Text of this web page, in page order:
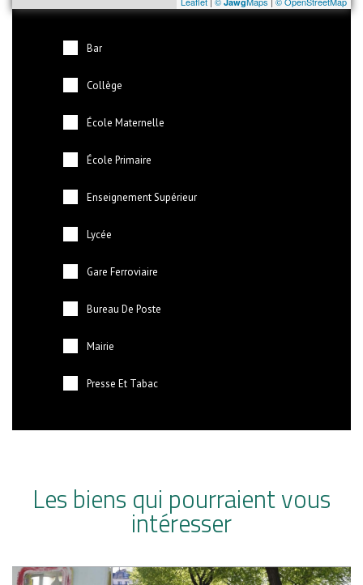
Bar
Collège
École Maternelle
École Primaire
Enseignement Supérieur
Lycée
Gare Ferroviaire
Bureau De Poste
Mairie
Presse Et Tabac
Les biens qui pourraient vous
intéresser